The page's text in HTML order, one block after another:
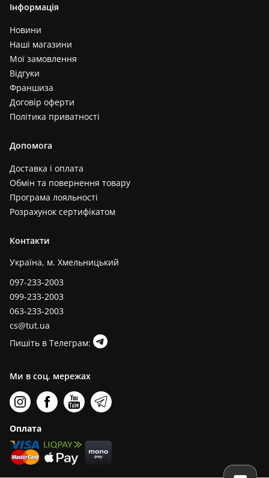
Інформація
Новини
Наші магазини
Мої замовлення
Відгуки
Франшиза
Договір оферти
Політика приватності
Допомога
Доставка і оплата
Обмін та повернення товару
Програма лояльності
Розрахунок сертифікатом
Контакти
Україна, м. Хмельницький
097-233-2003
099-233-2003
063-233-2003
cs@tut.ua
Пишіть в Телеграм:
Ми в соц. мережах
Оплата